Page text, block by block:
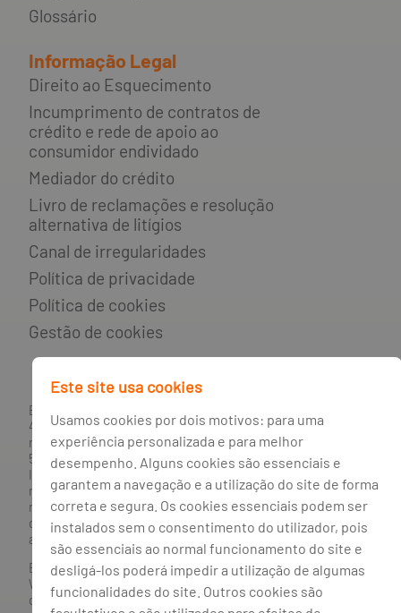
Glossário
Informação Legal
Direito ao Esquecimento
Incumprimento de contratos de
crédito e rede de apoio ao
consumidor endividado
Mediador do crédito
Livro de reclamações e resolução
alternativa de litígios
Canal de irregularidades
Política de privacidade
Política de cookies
Gestão de cookies
BANCO BPI, S.A., com sede na Avenida da Boavista, 1117,
4100-129 Porto; Capital Social: € 1 293 063 324,98; matriculada
na CRC Porto sob o número de matrícula PTIRNMJ 501 214
534, como o número de identificação fiscal 501 214 534.
Intermediário financeiro registado na CMVM com o n° 300 e
no Banco de Portugal sob o código n° 10. Agente de Seguros
n.º 419527591, registado junto da Autoridade de Supervisão
de Seguros e Fundos de Pensões em 21/01/2019, e autorizado
a exercer atividade nos Ramos de Seguro Vida e Não Vida.
Banco BPI ©. Todos os direitos reservados.
Website
Acessível.O Banco BPI não se responsabiliza por
quaisquer traduções do site efetuadas através do browser,
Este site usa cookies
Usamos cookies por dois motivos: para uma
experiência personalizada e para melhor
desempenho. Alguns cookies são essenciais e
garantem a navegação e a utilização do site de forma
correta e segura. Os cookies essenciais podem ser
instalados sem o consentimento do utilizador, pois
são essenciais ao normal funcionamento do site e
desligá-los poderá impedir a utilização de algumas
funcionalidades do site. Outros cookies são